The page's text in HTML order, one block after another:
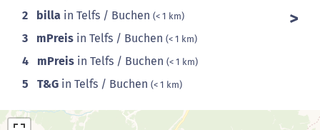
2 billa in Telfs / Buchen (< 1 km)
3 mPreis in Telfs / Buchen (< 1 km)
4 mPreis in Telfs / Buchen (< 1 km)
5 T&G in Telfs / Buchen (< 1 km)